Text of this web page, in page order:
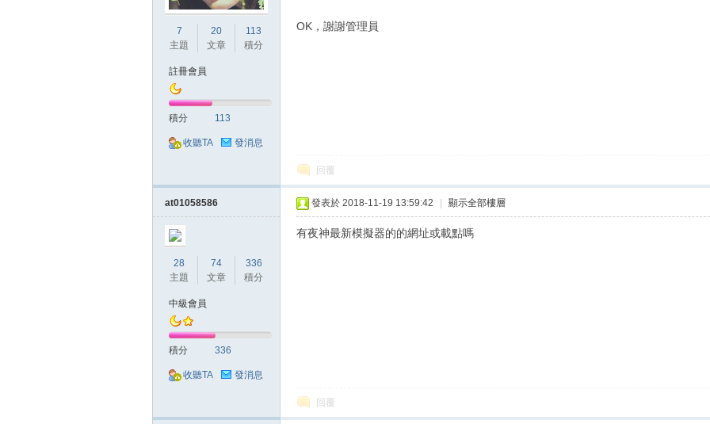
7
主題
20
文章
113
積分
註冊會員
積分 113
收聽TA 發消息
OK，謝謝管理員
回覆
at01058586
28
主題
74
文章
336
積分
中級會員
積分 336
收聽TA 發消息
發表於 2018-11-19 13:59:42 顯示全部樓層
有夜神最新模擬器的的網址或載點嗎
回覆